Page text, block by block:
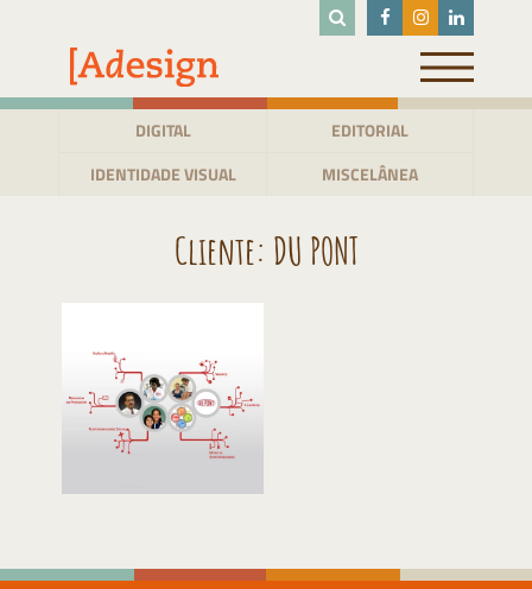
conteúdo
DIGITAL
EDITORIAL
IDENTIDADE VISUAL
MISCELÂNEA
Cliente: DU PONT